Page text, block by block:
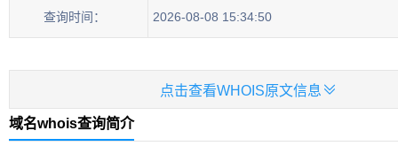
查询时间： 2026-08-08 15:34:50
点击查看WHOIS原文信息 
域名whois查询简介